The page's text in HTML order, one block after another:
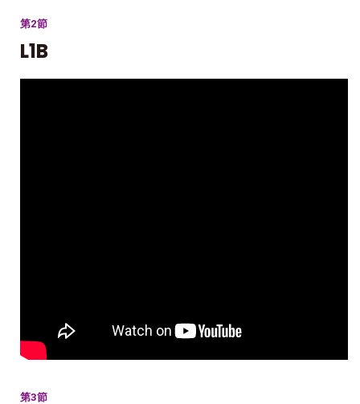
第2節
L1B
第3節